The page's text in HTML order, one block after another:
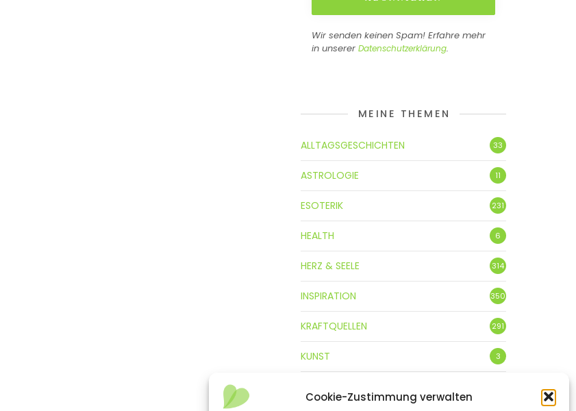
Cookie-Zustimmung verwalten
Wir senden keinen Spam! Erfahre mehr
in unserer Datenschutzerklärung.
MEINE THEMEN
ALLTAGSGESCHICHTEN 33
ASTROLOGIE 11
ESOTERIK 231
HEALTH 6
HERZ & SEELE 314
INSPIRATION 350
KRAFTQUELLEN 291
KUNST 3